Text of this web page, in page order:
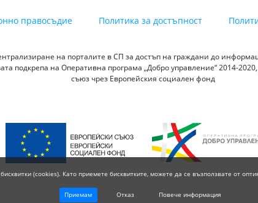
правосъдие Политика за достъпност
на порталите в СП за достъп на граждани до
подкрепа на Оперативна програма „Добро управление“ 2014-
съюз чрез Европейския социален фонд
(cookies). Като приемете бисквитките, можете да се възползвате от
Приемам Отказ Повече информация